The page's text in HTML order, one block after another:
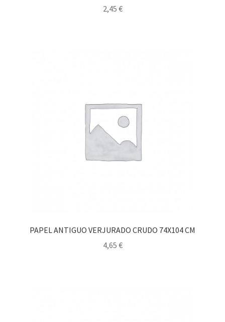
2,45 €
PAPEL ANTIGUO VERJURADO CRUDO 74X104 CM
4,65 €